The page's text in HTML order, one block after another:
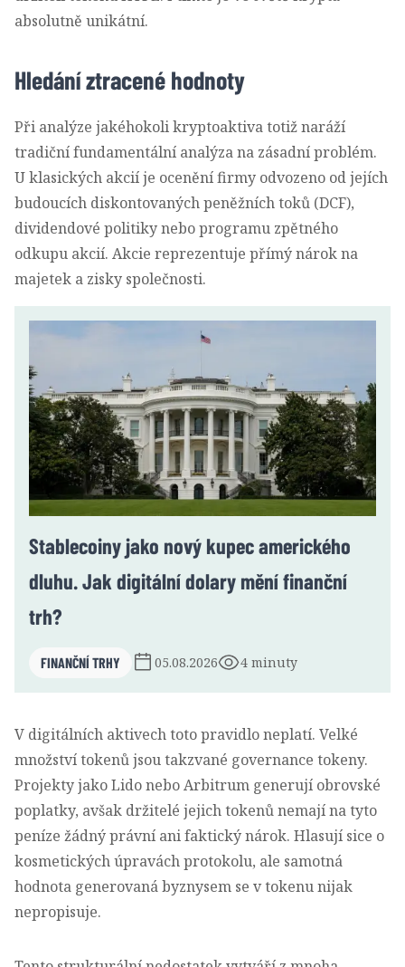
absolutně unikátní.
Hledání ztracené hodnoty
Při analýze jakéhokoli kryptoaktiva totiž naráží
tradiční fundamentální analýza na zásadní problém.
U klasických akcií je ocenění firmy odvozeno od jejích
budoucích diskontovaných peněžních toků (DCF),
dividendové politiky nebo programu zpětného
odkupu akcií. Akcie reprezentuje přímý nárok na
majetek a zisky společnosti.
Stablecoiny jako nový kupec amerického
dluhu. Jak digitální dolary mění finanční
trh?
FINANČNÍ TRHY 05.08.2026 4 minuty
V digitálních aktivech toto pravidlo neplatí. Velké
množství tokenů jsou takzvané governance tokeny.
Projekty jako Lido nebo Arbitrum generují obrovské
poplatky, avšak držitelé jejich tokenů nemají na tyto
peníze žádný právní ani faktický nárok. Hlasují sice o
kosmetických úpravách protokolu, ale samotná
hodnota generovaná byznysem se v tokenu nijak
nepropisuje.